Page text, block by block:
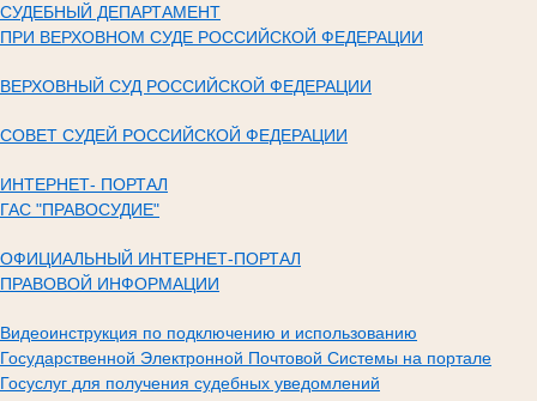
СУДЕБНЫЙ ДЕПАРТАМЕНТ
ПРИ ВЕРХОВНОМ СУДЕ РОССИЙСКОЙ ФЕДЕРАЦИИ
ВЕРХОВНЫЙ СУД РОССИЙСКОЙ ФЕДЕРАЦИИ
СОВЕТ СУДЕЙ РОССИЙСКОЙ ФЕДЕРАЦИИ
ИНТЕРНЕТ- ПОРТАЛ
ГАС "ПРАВОСУДИЕ"
ОФИЦИАЛЬНЫЙ ИНТЕРНЕТ-ПОРТАЛ
ПРАВОВОЙ ИНФОРМАЦИИ
Видеоинструкция по подключению и использованию
Государственной Электронной Почтовой Системы на портале
Госуслуг для получения судебных уведомлений